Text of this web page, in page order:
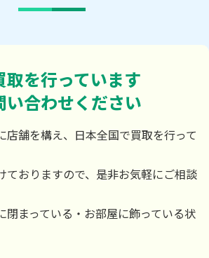
を行っています
い合わせください
店舗を構え、日本全国で買取を行って
ておりますので、是非お気軽にご相談
閉まっている・お部屋に飾っている状